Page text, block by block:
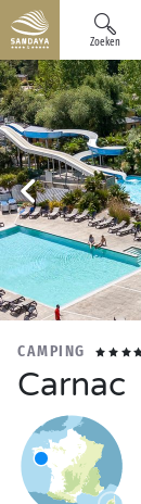
Zoeken
CAMPING
Carnac